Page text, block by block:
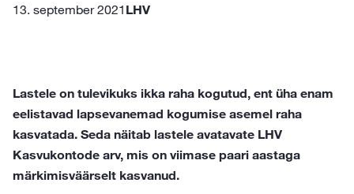
13. september 2021 LHV
Lastele on tulevikuks ikka raha kogutud, ent üha enam
eelistavad lapsevanemad kogumise asemel raha
kasvatada. Seda näitab lastele avatavate LHV
Kasvukontode arv, mis on viimase paari aastaga
märkimisväärselt kasvanud.